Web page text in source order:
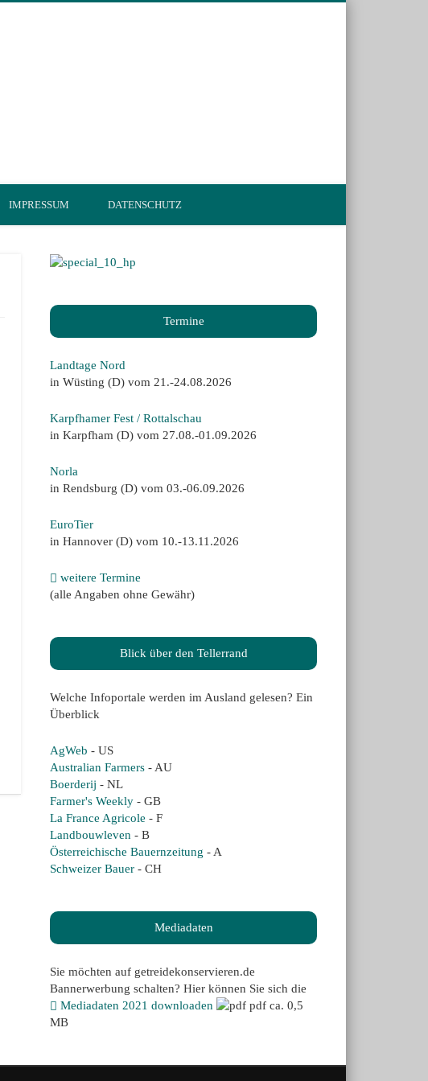
IMPRESSUM DATENSCHUTZ
Termine
Landtage Nord
in Wüsting (D) vom 21.-24.08.2026
Karpfhamer Fest / Rottalschau
in Karpfham (D) vom 27.08.-01.09.2026
Norla
in Rendsburg (D) vom 03.-06.09.2026
EuroTier
in Hannover (D) vom 10.-13.11.2026
weitere Termine
(alle Angaben ohne Gewähr)
Blick über den Tellerrand
Welche Infoportale werden im Ausland gelesen? Ein
Überblick
AgWeb - US
Australian Farmers - AU
Boerderij - NL
Farmer's Weekly - GB
La France Agricole - F
Landbouwleven - B
Österreichische Bauernzeitung - A
Schweizer Bauer - CH
Mediadaten
Sie möchten auf getreidekonservieren.de
Bannerwerbung schalten? Hier können Sie sich die
Mediadaten 2021 downloaden
pdf ca. 0,5
MB